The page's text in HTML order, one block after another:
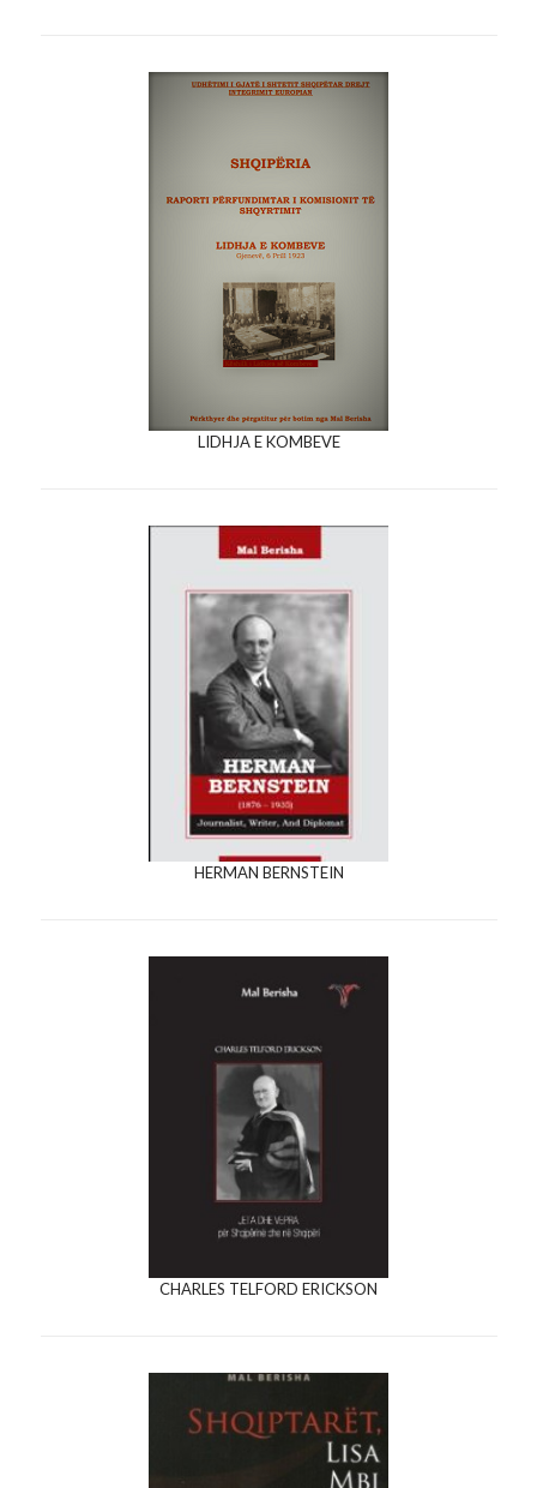
LIDHJA E KOMBEVE
HERMAN BERNSTEIN
CHARLES TELFORD ERICKSON